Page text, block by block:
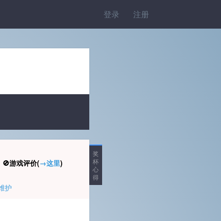
登录 注册
奖
杯
心
得
戏评价(→这里)
护